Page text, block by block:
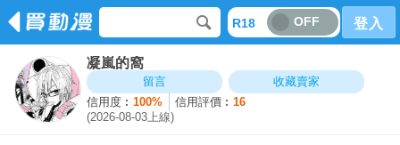
R18 OFF 登入
凝嵐的窩
留言
收藏賣家
信用度︰100% 信用評價︰16
(2026-08-03上線)
商品